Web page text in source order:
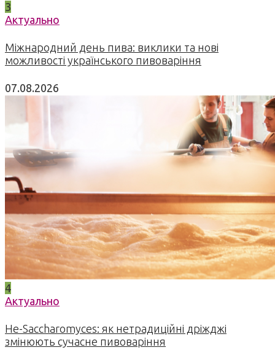
3
Актуально
Міжнародний день пива: виклики та нові
можливості українського пивоваріння
07.08.2026
4
Актуально
Не-Saccharomyces: як нетрадиційні дріжджі
змінюють сучасне пивоваріння